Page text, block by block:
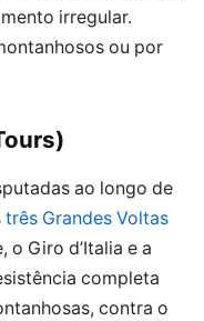
irregular.
ou por
ao longo de
três Grandes Voltas
o Giro d’Italia e a
completa
contra o